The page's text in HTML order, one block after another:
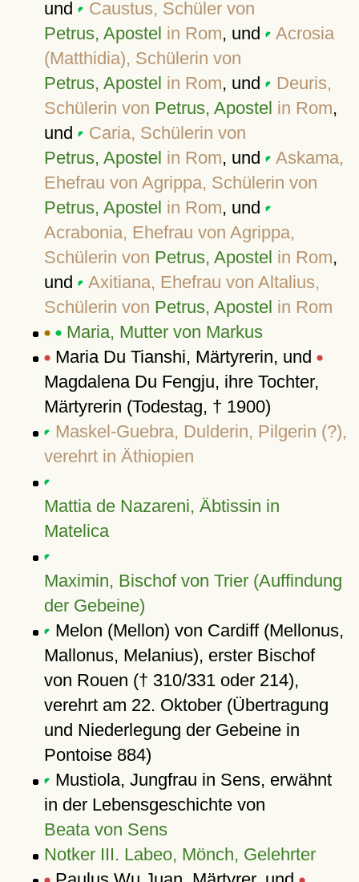
und
Caustus, Schüler von
Petrus, Apostel in Rom, und
Acrosia
(Matthidia), Schülerin von
Petrus, Apostel in Rom, und
Deuris,
Schülerin von Petrus, Apostel in Rom,
und
Caria, Schülerin von
Petrus, Apostel in Rom, und
Askama,
Ehefrau von Agrippa, Schülerin von
Petrus, Apostel in Rom, und
Acrabonia, Ehefrau von Agrippa,
Schülerin von Petrus, Apostel in Rom,
und
Axitiana, Ehefrau von Altalius,
Schülerin von Petrus, Apostel in Rom
Maria, Mutter von Markus
Maria Du Tianshi, Märtyrerin, und
Magdalena Du Fengju, ihre Tochter,
Märtyrerin (Todestag, † 1900)
Maskel-Guebra, Dulderin, Pilgerin (?),
verehrt in Äthiopien
Mattia de Nazareni, Äbtissin in
Matelica
Maximin, Bischof von Trier (Auffindung
der Gebeine)
Melon (Mellon) von Cardiff (Mellonus,
Mallonus, Melanius), erster Bischof
von Rouen († 310/331 oder 214),
verehrt am 22. Oktober (Übertragung
und Niederlegung der Gebeine in
Pontoise 884)
Mustiola, Jungfrau in Sens, erwähnt
in der Lebensgeschichte von
Beata von Sens
Notker III. Labeo, Mönch, Gelehrter